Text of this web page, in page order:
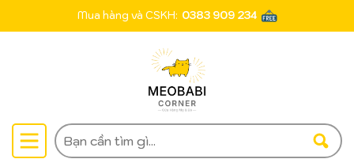
Mua hàng và CSKH: 0383 909 234